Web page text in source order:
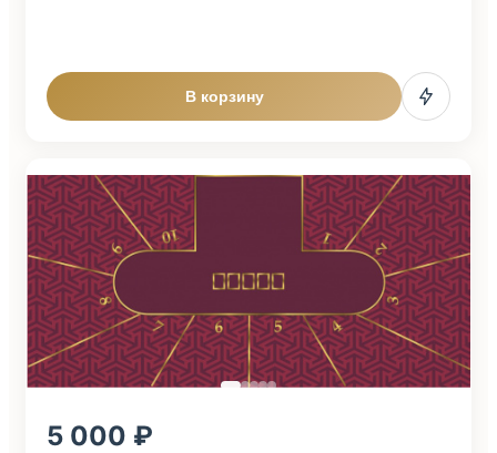
В корзину
5 000